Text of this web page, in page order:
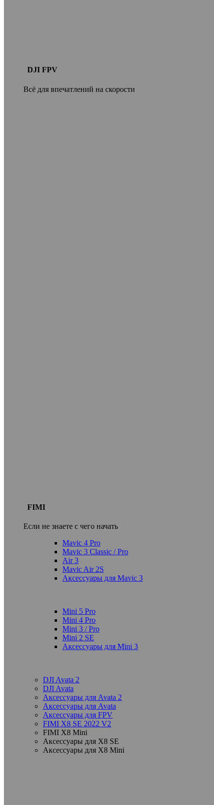
DJI FPV
Всё для впечатлений на скорости
FIMI
Если не знаете с чего начать
Mavic 4 Pro
Mavic 3 Classic / Pro
Air 3
Mavic Air 2S
Аксессуары для Mavic 3
Mini 5 Pro
Mini 4 Pro
Mini 3 / Pro
Mini 2 SE
Аксессуары для Mini 3
DJI Avata 2
DJI Avata
Аксессуары для Avata 2
Аксессуары для Avata
Аксессуары для FPV
FIMI X8 SE 2022 V2
FIMI X8 Mini
Аксессуары для X8 SE
Аксессуары для X8 Mini